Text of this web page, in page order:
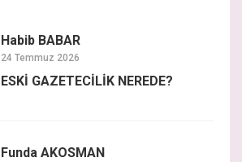
Habib BABAR
24 Temmuz 2026
ESKİ GAZETECİLİK NEREDE?
Funda AKOSMAN